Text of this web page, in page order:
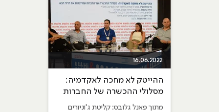
16.06.2022
ההייטק לא מחכה לאקדמיה:
מסלולי ההכשרה של החברות
שמייצרות את הדור הבא
מתוך פאנל גלובס: קליטת ג'וניורים